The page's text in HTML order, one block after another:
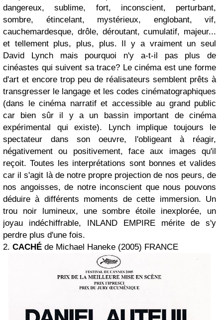
dangereux, sublime, fort, inconscient, perturbant,
sombre, étincelant, mystérieux, englobant, vif,
cauchemardesque, drôle, déroutant, cumulatif, majeur...
et tellement plus, plus, plus. Il y a vraiment un seul
David Lynch mais pourquoi n'y a-t-il pas plus de
cinéastes qui suivent sa trace? Le cinéma est une forme
d'art et encore trop peu de réalisateurs semblent prêts à
transgresser le langage et les codes cinématographiques
(dans le cinéma narratif et accessible au grand public
car bien sûr il y a un bassin important de cinéma
expérimental qui existe). Lynch implique toujours le
spectateur dans son oeuvre, l'obligeant à réagir,
négativement ou positivement, face aux images qu'il
reçoit. Toutes les interprétations sont bonnes et valides
car il s'agit là de notre propre projection de nos peurs, de
nos angoisses, de notre inconscient que nous pouvons
déduire à différents moments de cette immersion. Un
trou noir lumineux, une sombre étoile inexplorée, un
joyau indéchiffrable, INLAND EMPIRE mérite de s'y
perdre plus d'une fois.
2. CACHÉ de Michael Haneke (2005) FRANCE